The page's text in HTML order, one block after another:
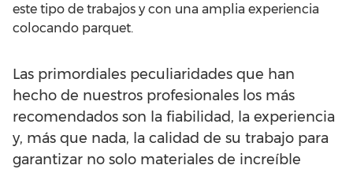
este tipo de trabajos y con una amplia experiencia
colocando parquet.
Las primordiales peculiaridades que han
hecho de nuestros profesionales los más
recomendados son la fiabilidad, la experiencia
y, más que nada, la calidad de su trabajo para
garantizar no solo materiales de increíble